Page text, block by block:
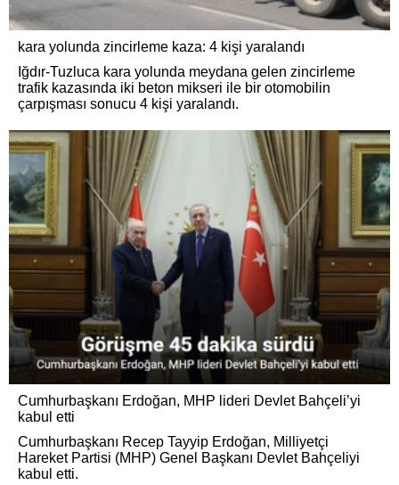
kara yolunda zincirleme kaza: 4 kişi yaralandı
Iğdır-Tuzluca kara yolunda meydana gelen zincirleme
trafik kazasında iki beton mikseri ile bir otomobilin
çarpışması sonucu 4 kişi yaralandı.
Cumhurbaşkanı Erdoğan, MHP lideri Devlet Bahçeli’yi
kabul etti
Cumhurbaşkanı Recep Tayyip Erdoğan, Milliyetçi
Hareket Partisi (MHP) Genel Başkanı Devlet Bahçeliyi
kabul etti.